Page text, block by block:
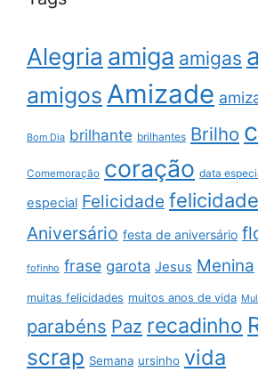
Alegria amiga amigas
amigos Amizade
Bom Dia brilhante brilhantes Brilho
Comemoração coração data
especial Felicidade
Aniversário festa de aniversário
fofinho frase garota Jesus Menina
muitas felicidades muitos anos de vida
parabéns Paz recadinho
scrap Semana ursinho vida